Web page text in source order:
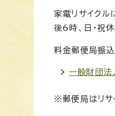
家電リサイク
後6時、日・祝
料金郵便局振込
一般財団法
※郵便局はリサ